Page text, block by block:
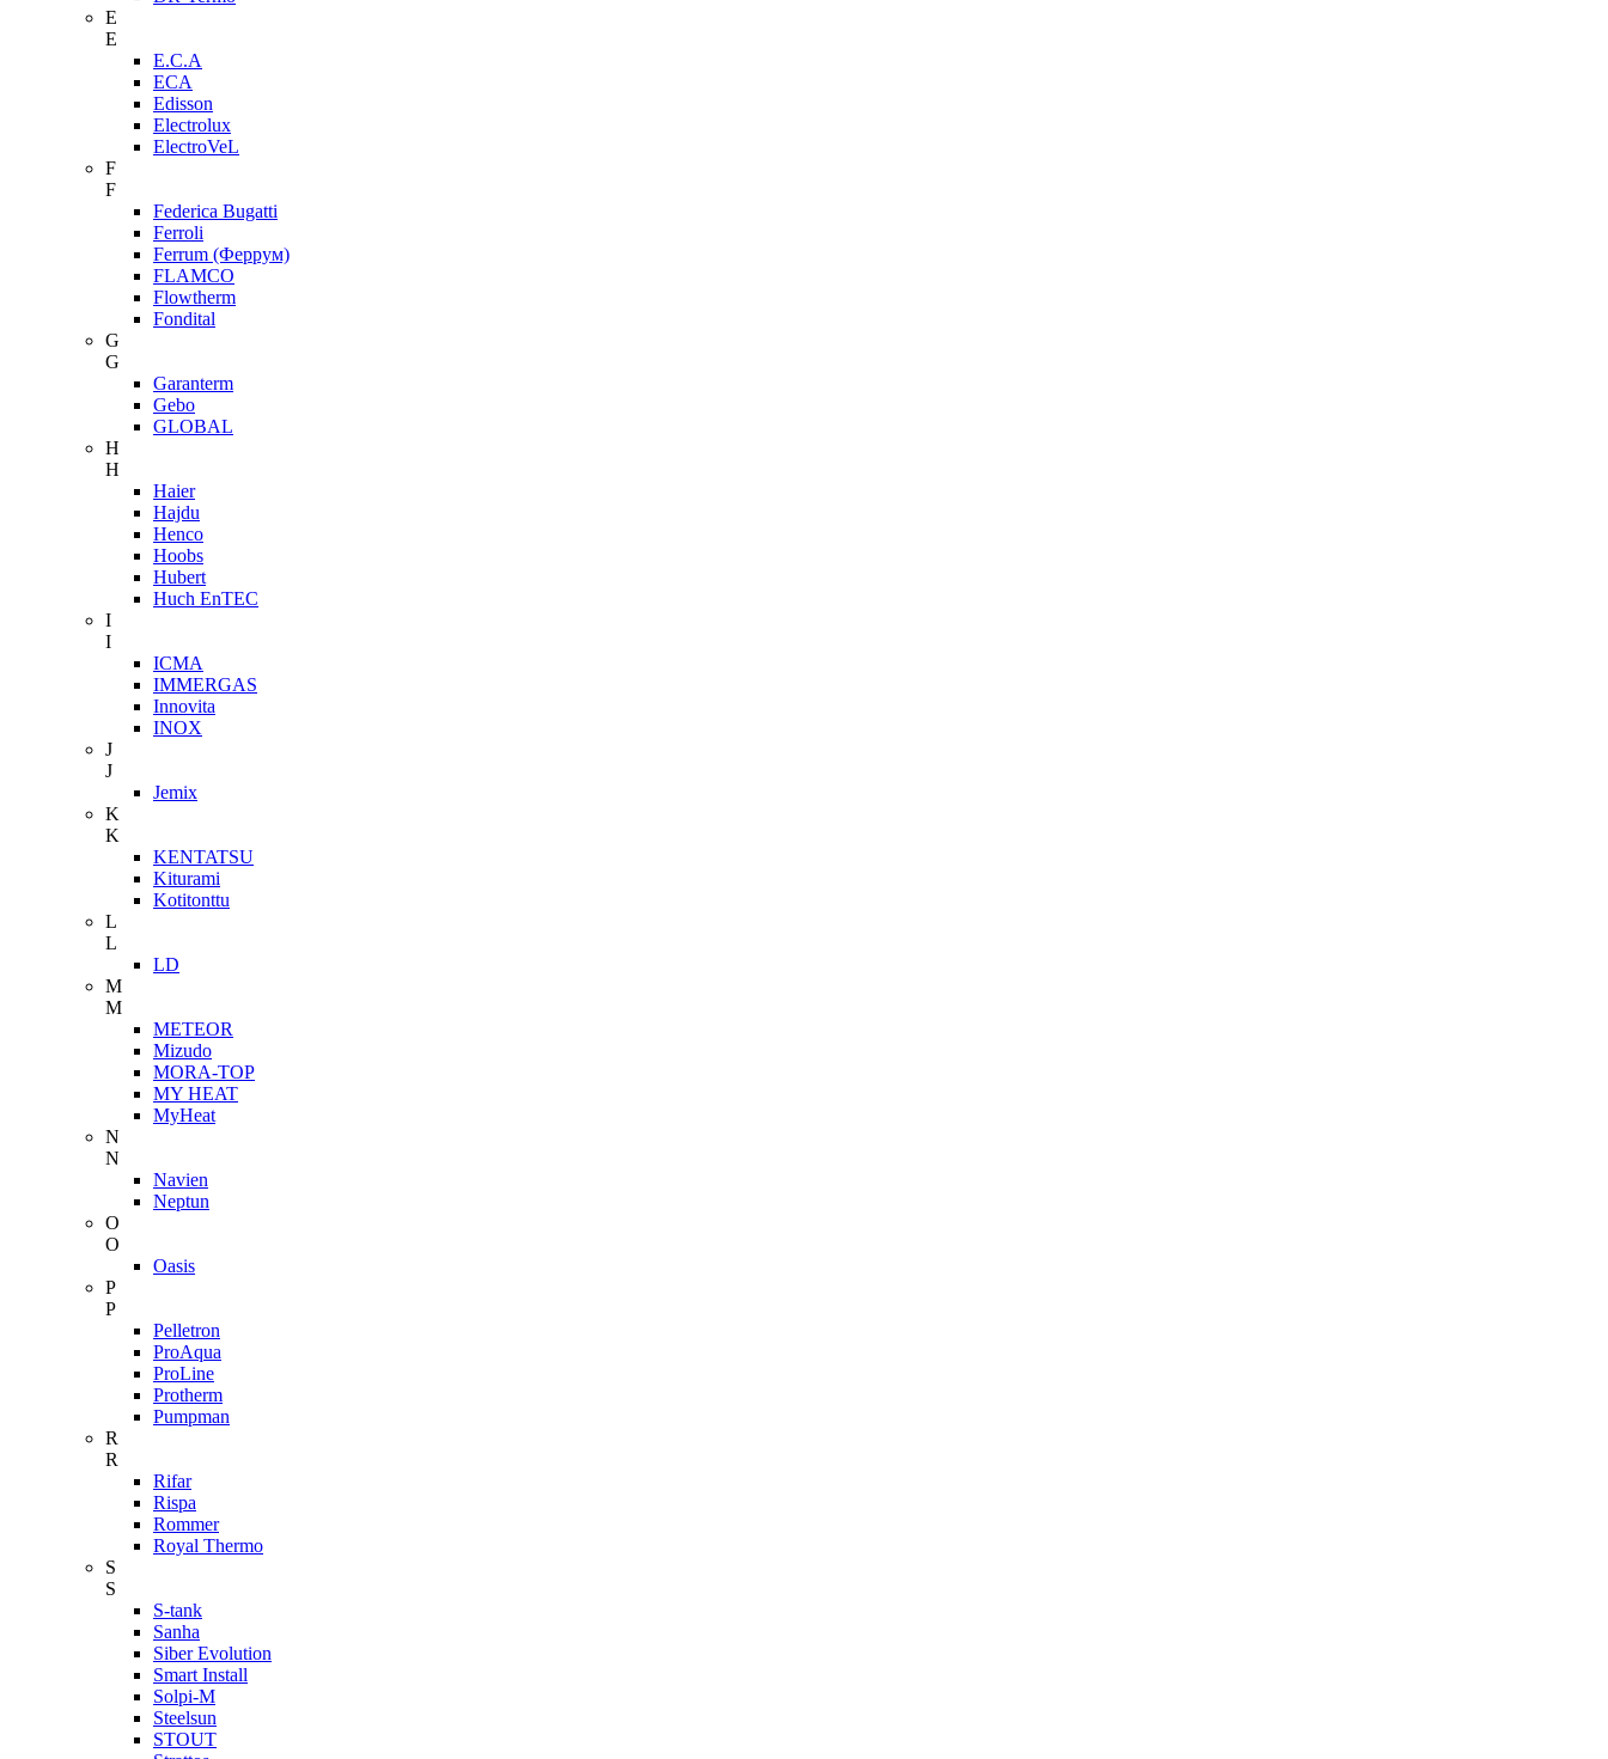
E
E
E.C.A
ECA
Edisson
Electrolux
ElectroVeL
F
F
Federica Bugatti
Ferroli
Ferrum (Феррум)
FLAMCO
Flowtherm
Fondital
G
G
Garanterm
Gebo
GLOBAL
H
H
Haier
Hajdu
Henco
Hoobs
Hubert
Huch EnTEC
I
I
ICMA
IMMERGAS
Innovita
INOX
J
J
Jemix
K
K
KENTATSU
Kiturami
Kotitonttu
L
L
LD
M
M
METEOR
Mizudo
MORA-TOP
MY HEAT
MyHeat
N
N
Navien
Neptun
O
O
Oasis
P
P
Pelletron
ProAqua
ProLine
Protherm
Pumpman
R
R
Rifar
Rispa
Rommer
Royal Thermo
S
S
S-tank
Sanha
Siber Evolution
Smart Install
Solpi-M
Steelsun
STOUT